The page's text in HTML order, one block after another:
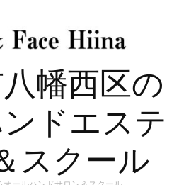
幡西区の
ドエステ
スクール